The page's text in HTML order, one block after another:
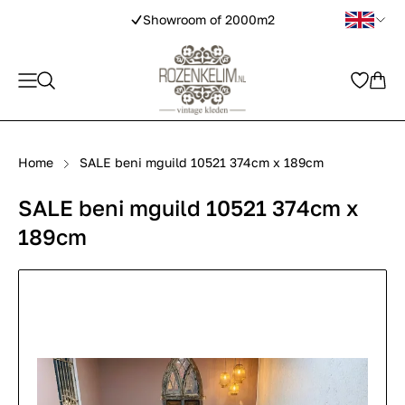
Showroom of 2000m2
Home SALE beni mguild 10521 374cm x 189cm
SALE beni mguild 10521 374cm x
189cm